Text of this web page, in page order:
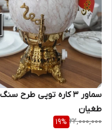
سماور ۳ کاره توپی طرح سنگ
طغیان
22,000,000
19%